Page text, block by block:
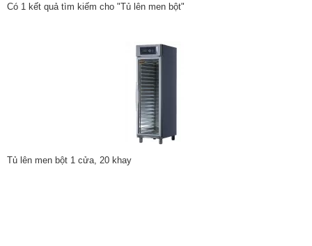
Có 1 kết quả tìm kiếm cho "Tủ lên men bột"
Tủ lên men bột 1 cửa, 20 khay